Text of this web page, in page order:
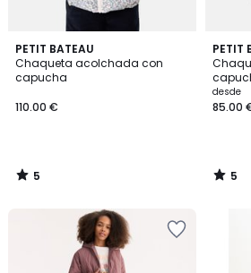
PETIT BATEAU
Chaqueta acolchada con
capucha
110.00 €
5
/
5
5
/
PETIT
desde
85.00
5
/
5
5
/